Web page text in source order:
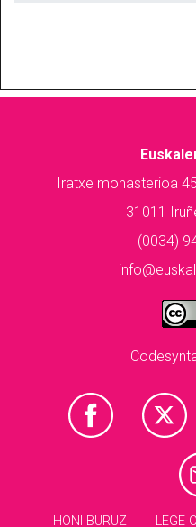
Iratxe monasterioa
31011
(0034)
HONI BURUZ LEGE